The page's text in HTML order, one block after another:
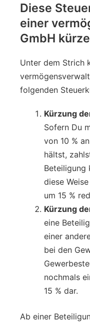
Diese
einer
GmbH
Unter dem Strich
folgenden
Kürzung
Sofern Du
von 10 %
hältst,
Beteiligung
diese
um 15 %
Kürzung
eine
einer
bei den
nochmals
15 % dar.
Ab einer